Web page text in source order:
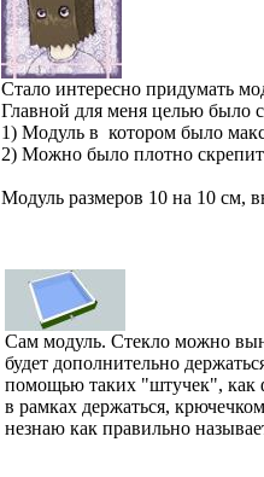
Стало интересно придумать
Главной для меня целью было
1) Модуль в котором было
2) Можно было плотно
Модуль размеров 10 на 10 см,
Сам модуль. Стекло можно
будет дополнительно
помощью таких "штучек", как
в рамках держаться,
незнаю как правильно